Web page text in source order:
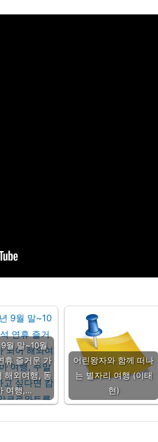
월 말~10월
휴 즐거운 가
해외여행, 동
여행,…
어린왕자와 함께 떠나
는 별자리 여행 (이태
현)